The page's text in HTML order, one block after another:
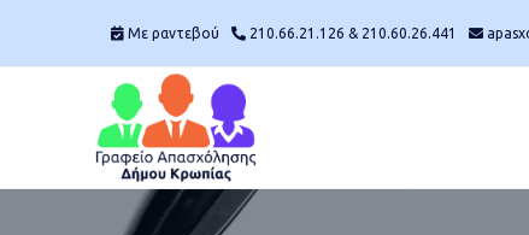
Mε ραντεβού 210.66.21.126 & 210.60.26.441